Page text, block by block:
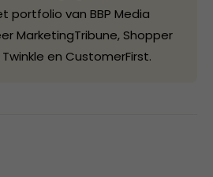
portfolio van BBP Media
MarketingTribune, Shopper
en CustomerFirst.